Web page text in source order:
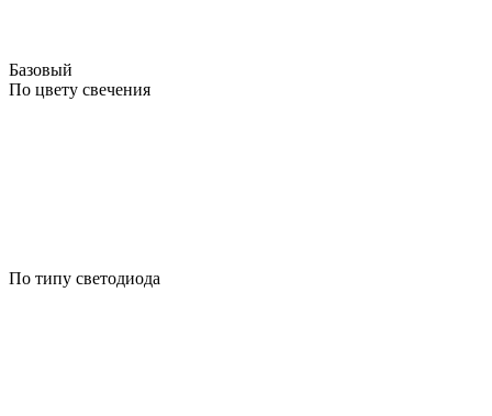
Базовый
По цвету свечения
По типу светодиода